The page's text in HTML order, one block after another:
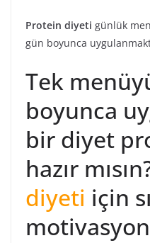
Protein diyeti günlük
gün boyunca
Tek
boyunca
bir diyet
hazır
diyeti için